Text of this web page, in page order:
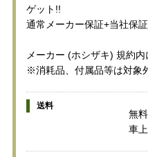
ゲット!!
通常メーカー保証+当社保
メーカー (ホシザキ) 規約内
※消耗品、付属品等は対象
送料
無
車